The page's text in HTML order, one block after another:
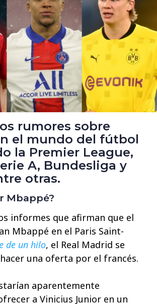
rumores sobre
el mundo del fútbol
la Premier League,
A, Bundesliga y
otras.
Mbappé?
informes que afirman que el
Mbappé en el Paris Saint-
de un hilo, el Real Madrid se
una oferta por el francés.
aparentemente
a Vinicius Junior en un